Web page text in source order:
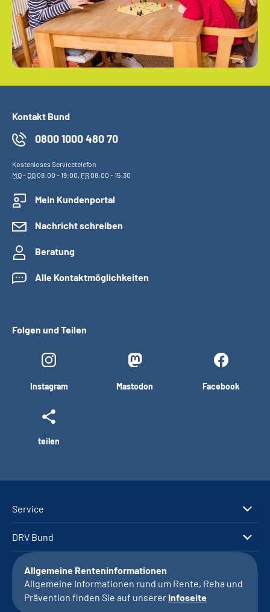
Kontakt Bund
0800 1000 480 70
Kostenloses Servicetelefon
MO- DO08:00 - 19:00, FR08:00 - 15:30
Mein Kundenportal
Nachricht schreiben
Beratung
Alle Kontaktmöglichkeiten
Folgen und Teilen
Instagram Mastodon Facebook
teilen
Service
DRV Bund
Allgemeine Renteninformationen
Allgemeine Informationen rund um Rente, Reha und
Prävention finden Sie auf unserer Infoseite